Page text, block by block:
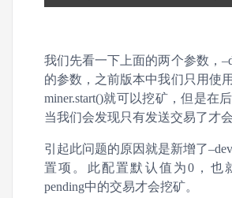
我们先看一下上面的两个参数，
的参数，之前版本中我们只用使
miner.start()就可以挖矿，但是在
当我们会发现只有发送交易了才
引起此问题的原因就是新增了
置项。此配置默认值为0，也
pending中的交易才会挖矿。